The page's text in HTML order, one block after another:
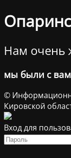
Нам очень
мы были с
©
Кировской
Вход для